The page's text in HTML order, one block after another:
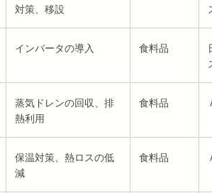
対策、移設
インバータの導入 食料品
蒸気ドレンの回収、排
熱利用
食料品
保温対策、熱ロスの低
減
食料品